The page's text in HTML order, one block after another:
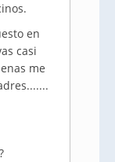
en
casi
me